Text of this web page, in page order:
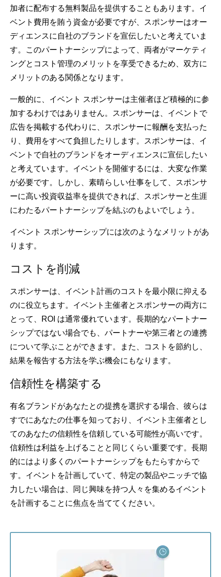
加者に配布する無料製品を提供することもあります。イ
ベント費用を賄う資金が必要ですが、スポンサーはオー
ディエンスに自社のブランドを宣伝したいと考えていま
す。このパートナーシップによって、両者がマーケティ
ングとコスト管理のメリットを享受できるため、双方に
メリットのある関係となります。
一般的に、イベント スポンサーは主催者ほど積極的に参
加するわけではありません。スポンサーは、イベントで
広告を掲載する代わりに、スポンサーに報酬を支払った
り、費用をすべて負担したりします。スポンサーは、イ
ベントで自社のブランドをオーディエンスに宣伝したい
と考えています。イベントを開催するには、大変な作業
が必要です。しかし、素晴らしい仕事をして、スポンサ
ーに高い投資収益率を提供できれば、スポンサーと生涯
にわたるパートナーシップを結ぶのもよいでしょう。
イベント スポンサーシップには次のようなメリットがあ
ります。
コストを削減
スポンサーは、イベント計画のコストを最小限に抑える
のに役立ちます。イベント主催者とスポンサーの両方に
とって、ROI は通常優れています。長期的なパートナー
シップではない場合でも、パートナーや第三者との連携
について学ぶことができます。また、コストを節約し、
結果を報告する方法を学ぶ機会にもなります。
信頼性を構築する
有名ブランドがあなたとの提携を選択する場合、彼らは
すでにあなたの仕事を知っており、イベント主催者とし
てのあなたの信頼性を信頼している可能性が高いです。
信頼性は利益を上げることと同じくらい重要です。長期
的にはより多くのパートナーシップをもたらすからで
す。イベントを計画していて、特定の製品やニッチで協
力したい場合は、同じ興味を持つ人々を集めるイベント
を計画することに焦点を当ててください。